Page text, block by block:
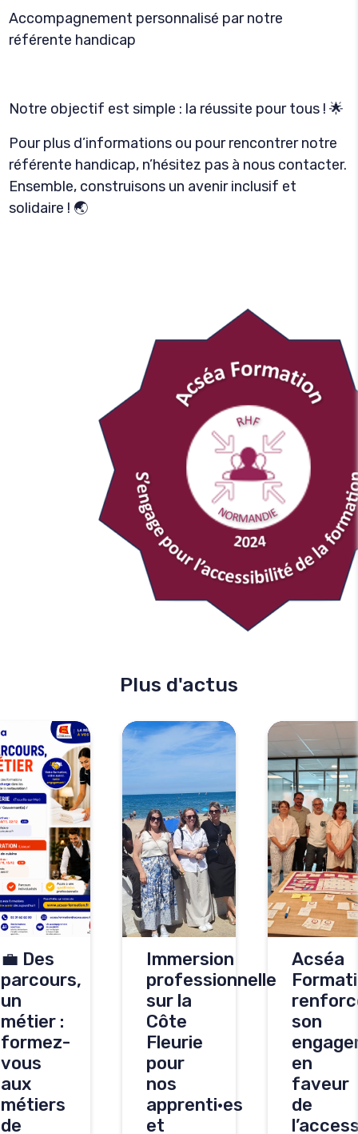
Accompagnement personnalisé par notre
référente handicap
Notre objectif est simple : la réussite pour tous ! 🌟
Pour plus d’informations ou pour rencontrer notre
référente handicap, n’hésitez pas à nous contacter.
Ensemble, construisons un avenir inclusif et
solidaire ! 🌏
Plus d'actus
💼 Des
parcours,
un
métier :
formez-
vous
aux
métiers
de
Immersion
professionnelle
sur la
Côte
Fleurie
pour
nos
apprenti·es
et
Acséa
son
en
faveur
de